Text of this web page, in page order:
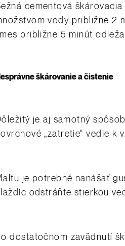
cementová
vody približne 2
približne 5 minút
škárovanie a čistenie
je aj samotný
„zatretie“ vedie k
je potrebné nanášať
odstráňte stierkou
dostatočnom zavädnutí